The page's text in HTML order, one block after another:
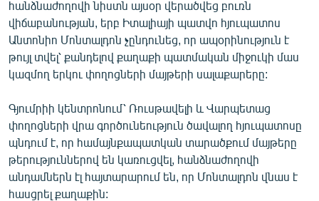
ՏԵՍԱՆՅՈՒԹԵՐ
ԲԱՆԱՎԵՃ
ՁԳՏԵԼՈՎ ԼԱՎԱԳՈՒՅՆԻՆ
Հայերեն
English
Русский
հանձնաժողովի նիստն այսօր վերածվեց բուռն
վիճաբանության, երբ Իտալիայի պատվո հյուպատոս
Անտոնիո Մոնտալդոն չընդունեց, որ ապօրինություն է
թույլ տվել՝ քանդելով քաղաքի պատմական միջուկի մաս
կազմող երկու փողոցների մայթերի սալաքարերը:
Գյումրիի կենտրոնում՝ Ռուսթավելի և Վարպետաց
փողոցների վրա գործունեություն ծավալող հյուպատոսը
պնդում է, որ համայնքապատկան տարածքում մայթերը
թերություններով են կառուցվել, հանձնաժողովի
անդամներն էլ հայտարարում են, որ Մոնտալդոն վնաս է
հասցրել քաղաքին: